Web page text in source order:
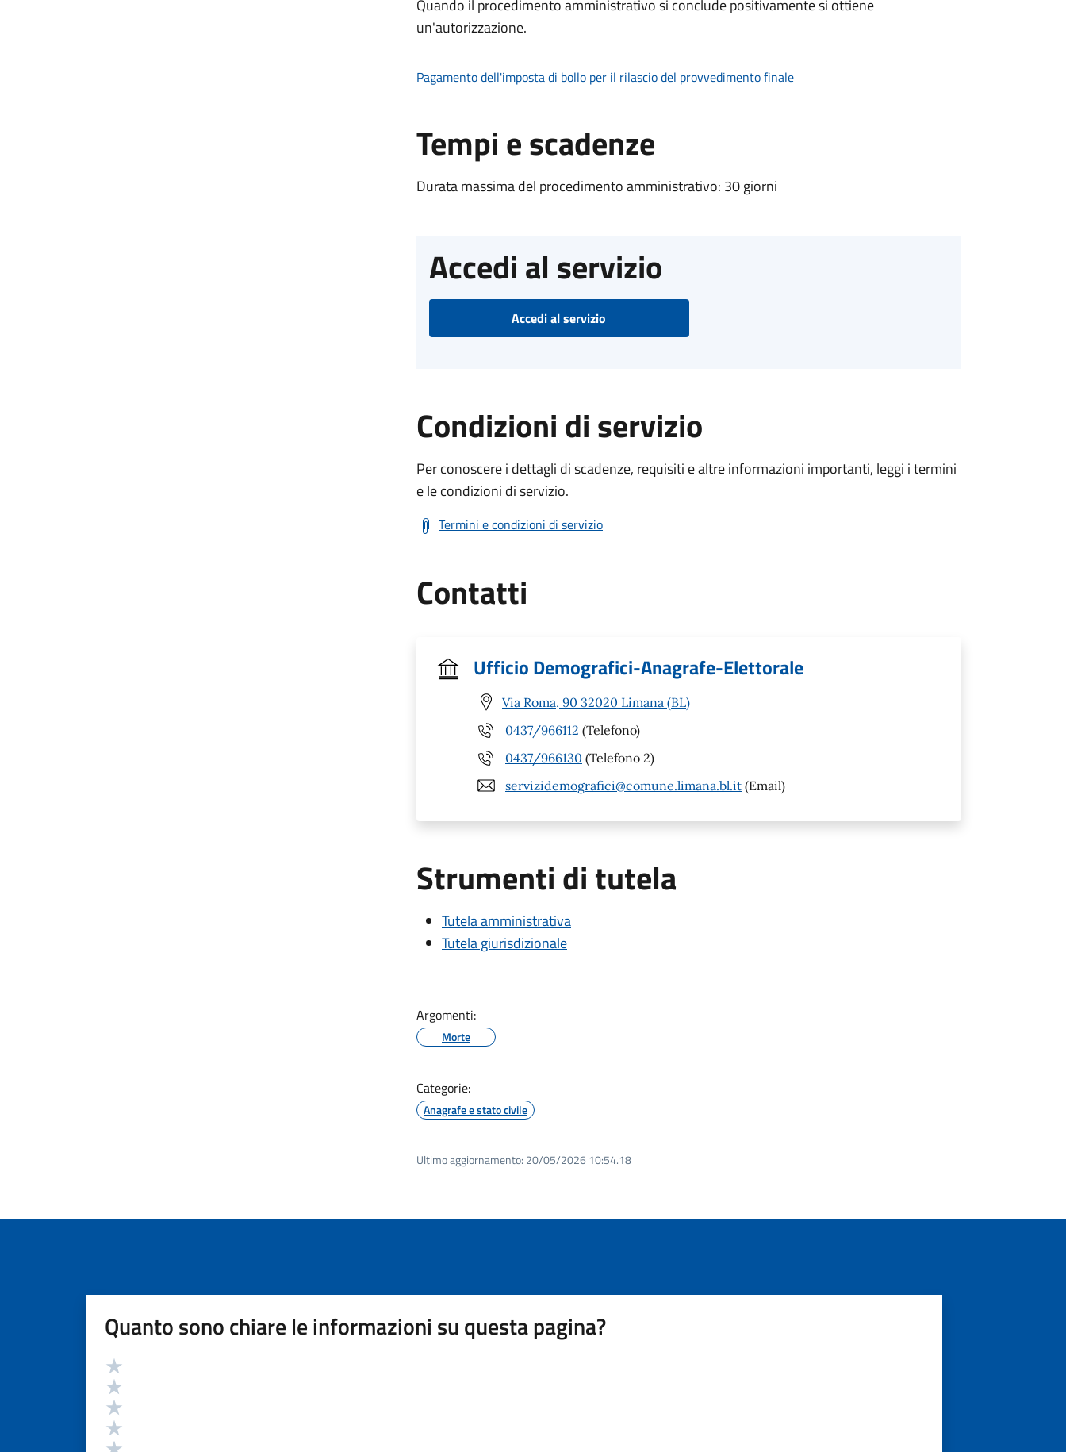
Quando il procedimento amministrativo si conclude positivamente si ottiene
un'autorizzazione.
Pagamento dell'imposta di bollo per il rilascio del provvedimento finale
Tempi e scadenze
Durata massima del procedimento amministrativo: 30 giorni
Accedi al servizio
Accedi al servizio
Condizioni di servizio
Per conoscere i dettagli di scadenze, requisiti e altre informazioni importanti, leggi i termini
e le condizioni di servizio.
Termini e condizioni di servizio
Contatti
Ufficio Demografici-Anagrafe-Elettorale
Via Roma, 90 32020 Limana (BL)
0437/966112 (Telefono)
0437/966130 (Telefono 2)
servizidemografici@comune.limana.bl.it (Email)
Strumenti di tutela
Tutela amministrativa
Tutela giurisdizionale
Argomenti:
Morte
Categorie:
Anagrafe e stato civile
Ultimo aggiornamento: 20/05/2026 10:54.18
Quanto sono chiare le informazioni su questa pagina?
Valutazione